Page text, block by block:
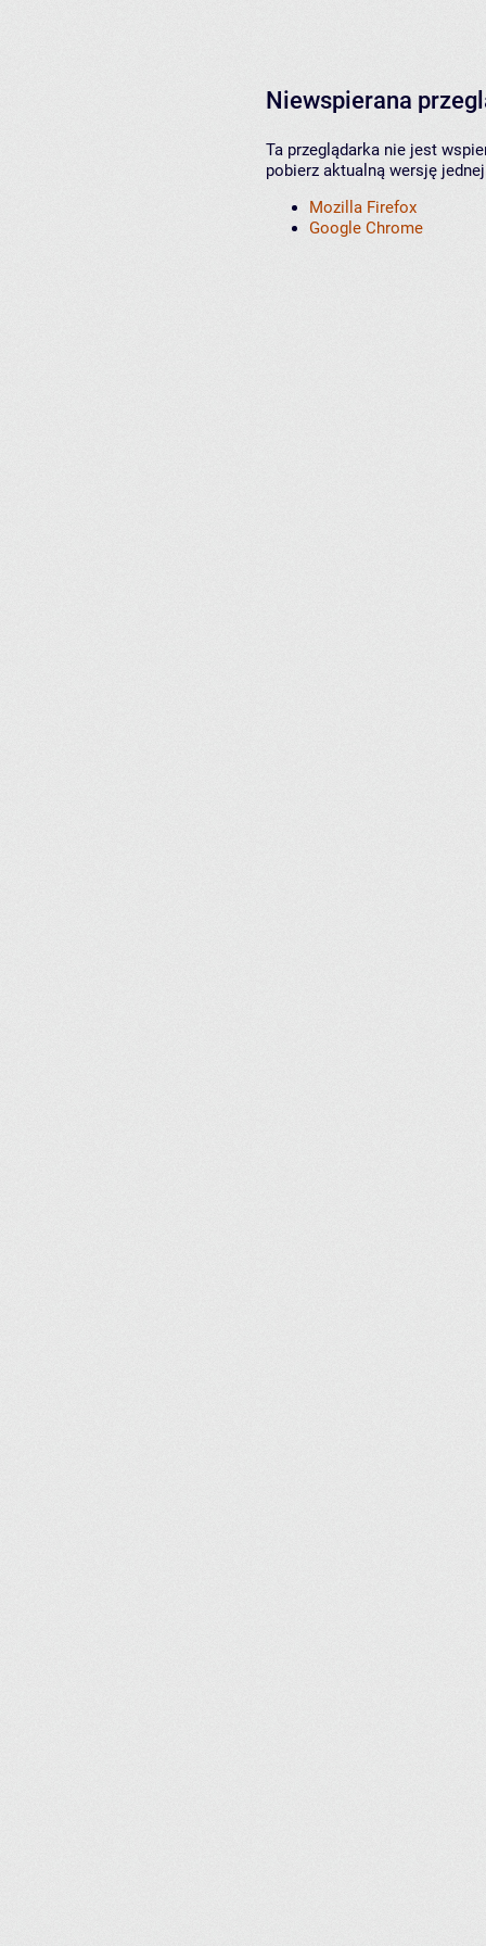
Niewspierana
Ta przeglądarka nie jest
pobierz aktualną wersję
Mozilla Firefox
Google Chrome